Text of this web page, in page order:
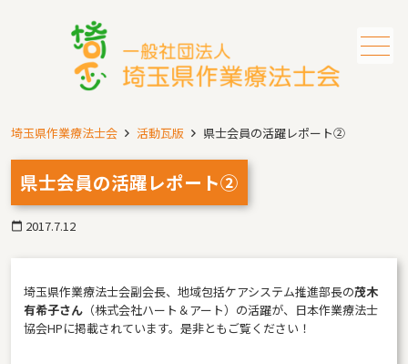
埼玉県作業療法士会 活動瓦版 県士会員の活躍レポート②
県士会員の活躍レポート②
calendar_today 2017.7.12
埼玉県作業療法士会副会長、地域包括ケアシステム推進部長の茂木
有希子さん （株式会社ハート＆アート）の活躍が、日本作業療法士
協会HPに掲載されています。是非ともご覧ください！